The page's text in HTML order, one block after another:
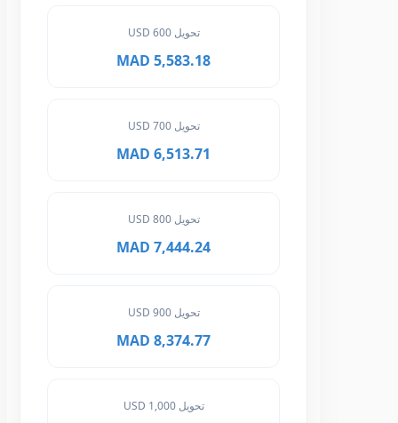
تحويل 600 USD
5,583.18 MAD
تحويل 700 USD
6,513.71 MAD
تحويل 800 USD
7,444.24 MAD
تحويل 900 USD
8,374.77 MAD
تحويل 1,000 USD